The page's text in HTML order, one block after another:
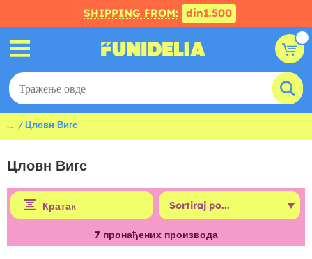
SHIPPING FROM: din1.500
... Цловн Вигс
Цловн Вигс
Кратак
7 пронађених производа